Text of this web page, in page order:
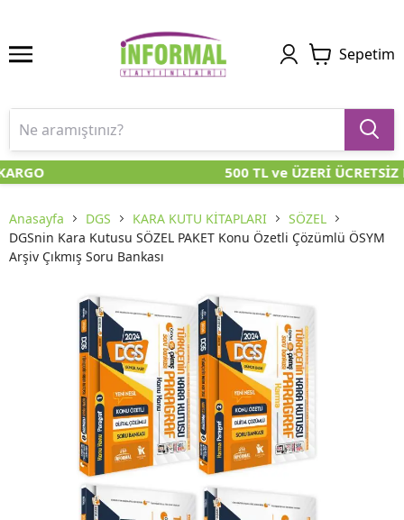
Sepetim
500 TL ve ÜZERİ ÜCRETSİZ
Anasayfa DGS KARA KUTU KİTAPLARI
SÖZEL
DGSnin Kara Kutusu SÖZEL PAKET Konu Özetli Çözümlü ÖSYM
Arşiv Çıkmış Soru Bankası